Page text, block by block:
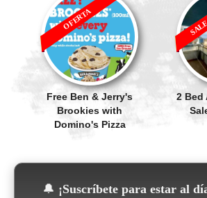
Free Ben & Jerry's
Brookies with
Domino's Pizza
OFERTA
2 Bed
🔔 ¡Suscríbete para estar al